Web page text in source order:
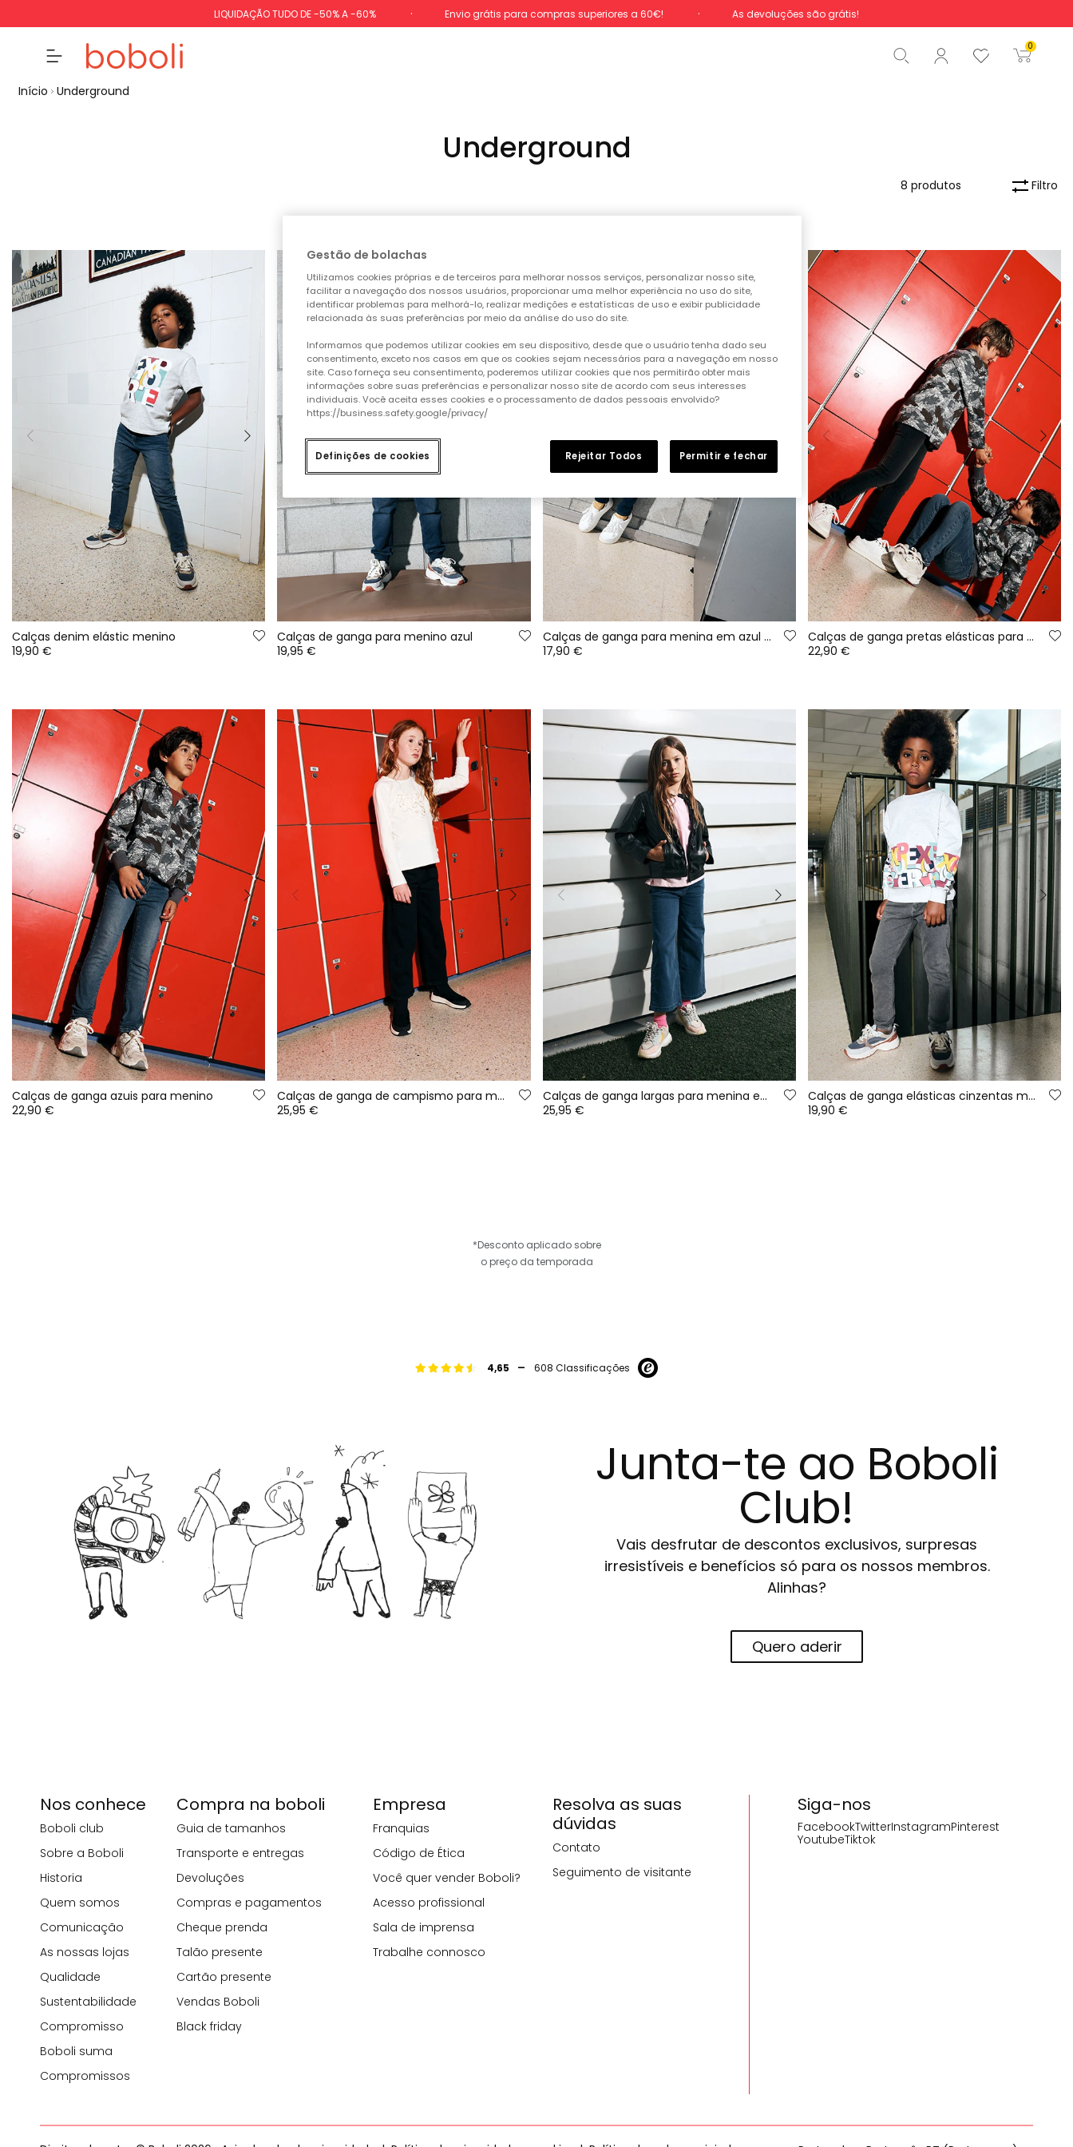
LIQUIDAÇÃO TUDO DE -50% A -60% Envio grátis para compras superiores a 60€! As devoluções são grátis!
0
Total 0,00 €
Iniciar ordem
Início Underground
Underground
Filtro
8 produtos
Calças denim elástic menino
19,90 €
Calças de ganga para menino azul
19,95 €
Calças de ganga para menina em azul marinho
17,90 €
Calças de ganga pretas elásticas para menino
22,90 €
Calças de ganga azuis para menino
22,90 €
Calças de ganga de campismo para menina em preto
25,95 €
Calças de ganga largas para menina em azul
25,95 €
Calças de ganga elásticas cinzentas menino
19,90 €
*Desconto aplicado sobre
o preço da temporada
4,65 - 608 Classificações
Junta-te ao Boboli
Club!
Vais desfrutar de descontos exclusivos, surpresas
irresistíveis e benefícios só para os nossos membros.
Alinhas?
Quero aderir
Siga-nos
FacebookTwitterInstagramPinterest
YoutubeTiktok
Nos conhece
Boboli club
Sobre a Boboli
Historia
Quem somos
Comunicação
As nossas lojas
Qualidade
Sustentabilidade
Compromisso
Boboli suma
Compromissos
Compra na boboli
Guia de tamanhos
Transporte e entregas
Devoluções
Compras e pagamentos
Cheque prenda
Talão presente
Cartão presente
Vendas Boboli
Black friday
Empresa
Franquias
Código de Ética
Você quer vender Boboli?
Acesso profissional
Sala de imprensa
Trabalhe connosco
Resolva as suas
dúvidas
Contato
Seguimento de visitante
Gestão de bolachas
Utilizamos cookies próprias e de terceiros para melhorar nossos serviços, personalizar nosso site,
facilitar a navegação dos nossos usuários, proporcionar uma melhor experiência no uso do site,
identificar problemas para melhorá-lo, realizar medições e estatísticas de uso e exibir publicidade
relacionada às suas preferências por meio da análise do uso do site.
Informamos que podemos utilizar cookies em seu dispositivo, desde que o usuário tenha dado seu
consentimento, exceto nos casos em que os cookies sejam necessários para a navegação em nosso
site. Caso forneça seu consentimento, poderemos utilizar cookies que nos permitirão obter mais
informações sobre suas preferências e personalizar nosso site de acordo com seus interesses
individuais. Você aceita esses cookies e o processamento de dados pessoais envolvido?
https://business.safety.google/privacy/
Definições de cookies Rejeitar Todos Permitir e fechar